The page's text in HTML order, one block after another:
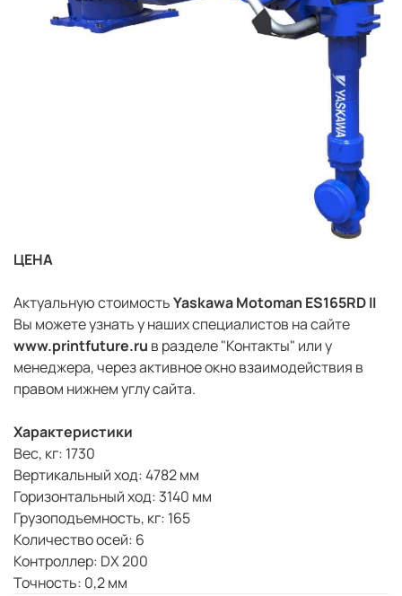
ЦЕНА
Актуальную стоимостьYaskawa Motoman ES165RD II
Вы можете узнать у наших специалистов на сайте
www.printfuture.ru в разделе "Контакты" или у
менеджера, через активное окно взаимодействия в
правом нижнем углу сайта.
Характеристики
Вес, кг: 1730
Вертикальный ход: 4782 мм
Горизонтальный ход: 3140 мм
Грузоподъемность, кг: 165
Количество осей: 6
Контроллер: DX 200
Точность: 0,2 мм